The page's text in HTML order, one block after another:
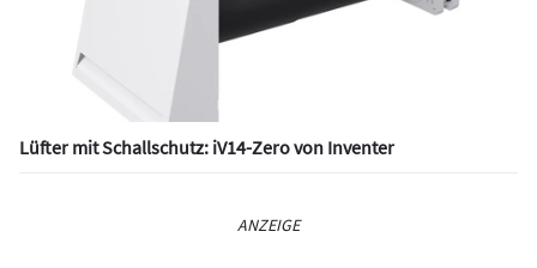
Lüfter mit Schallschutz: iV14-Zero von Inventer
ANZEIGE